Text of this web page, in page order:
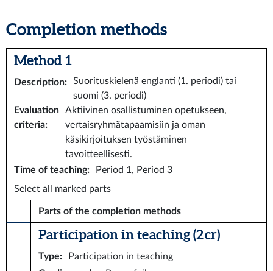
Completion methods
Method 1
Description:
Suorituskielenä englanti (1. periodi) tai
suomi (3. periodi)
Evaluation
criteria:
Aktiivinen osallistuminen opetukseen,
vertaisryhmätapaamisiin ja oman
käsikirjoituksen työstäminen
tavoitteellisesti.
Time of teaching:
Period 1, Period 3
Select all marked parts
Parts of the completion methods
Participation in teaching (2 cr)
Type:
Participation in teaching